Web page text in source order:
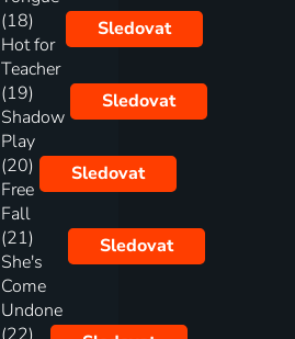
(18)
Hot for
Teacher
Sledovat
(19)
Shadow
Play
Sledovat
(20)
Free
Fall
Sledovat
(21)
She's
Come
Undone
Sledovat